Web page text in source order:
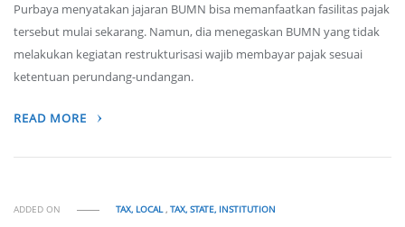
Purbaya menyatakan jajaran BUMN bisa memanfaatkan fasilitas pajak
tersebut mulai sekarang. Namun, dia menegaskan BUMN yang tidak
melakukan kegiatan restrukturisasi wajib membayar pajak sesuai
ketentuan perundang-undangan.
READ MORE
ADDED ON TAX, LOCAL,TAX, STATE, INSTITUTION